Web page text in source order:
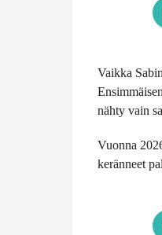
Vaikka
nähty vain
Vuonna
keränneet